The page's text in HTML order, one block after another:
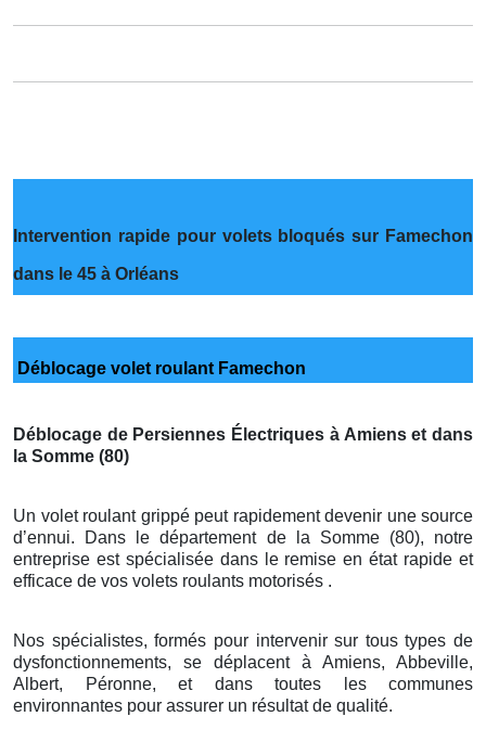
Intervention rapide pour volets bloqués sur Famechon
dans le 45 à Orléans
Déblocage volet roulant Famechon
Déblocage de Persiennes Électriques à Amiens et dans
la Somme (80)
Un volet roulant grippé peut rapidement devenir une source
d’ennui. Dans le département de la Somme (80), notre
entreprise est spécialisée dans le remise en état rapide et
efficace de vos volets roulants motorisés .
Nos spécialistes, formés pour intervenir sur tous types de
dysfonctionnements, se déplacent à Amiens, Abbeville,
Albert, Péronne, et dans toutes les communes
environnantes pour assurer un résultat de qualité.